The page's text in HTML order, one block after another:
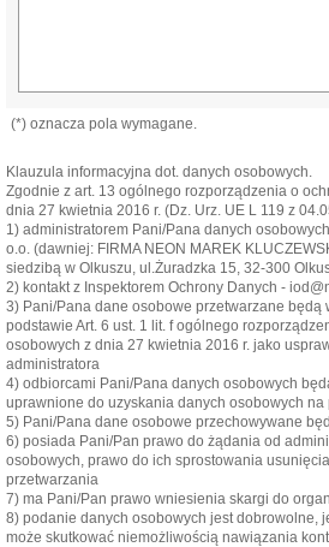
(*) oznacza pola wymagane.
Klauzula informacyjna dot. danych osobowych.
Zgodnie z art. 13 ogólnego rozporządzenia o
dnia 27 kwietnia 2016 r. (Dz. Urz. UE L 119 z
1) administratorem Pani/Pana danych
o.o. (dawniej: FIRMA NEON MAREK
siedzibą w Olkuszu, ul.Żuradzka 15, 32-300
2) kontakt z Inspektorem Ochrony Danych -
3) Pani/Pana dane osobowe przetwarzane będą
podstawie Art. 6 ust. 1 lit. f ogólnego
osobowych z dnia 27 kwietnia 2016 r. jako
administratora
4) odbiorcami Pani/Pana danych osobowych
uprawnione do uzyskania danych osobowych
5) Pani/Pana dane osobowe przechowywane
6) posiada Pani/Pan prawo do żądania od
osobowych, prawo do ich sprostowania
przetwarzania
7) ma Pani/Pan prawo wniesienia skargi do
8) podanie danych osobowych jest dobrowolne,
może skutkować niemożliwością nawiązania